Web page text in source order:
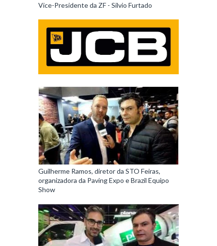
Vice-Presidente da ZF - Silvio Furtado
Guilherme Ramos, diretor da STO Feiras,
organizadora da Paving Expo e Brazil Equipo
Show